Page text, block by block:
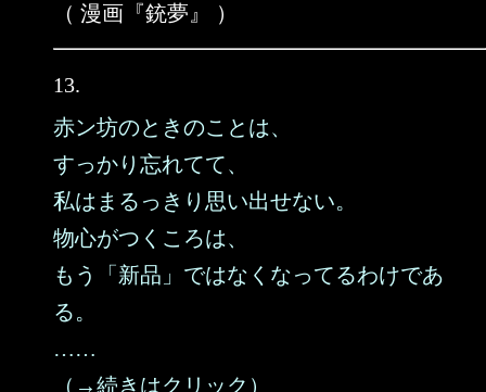
（ 漫画『銃夢』 ）
13.
赤ン坊のときのことは、
すっかり忘れてて、
私はまるっきり思い出せない。
物心がつくころは、
もう「新品」ではなくなってるわけであ
る。
……
（→続きはクリック）